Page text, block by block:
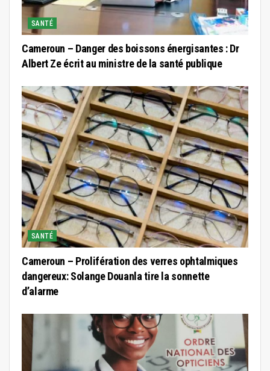
SANTÉ
Cameroun – Danger des boissons énergisantes : Dr
Albert Ze écrit au ministre de la santé publique
SANTÉ
Cameroun – Prolifération des verres ophtalmiques
dangereux: Solange Douanla tire la sonnette
d’alarme